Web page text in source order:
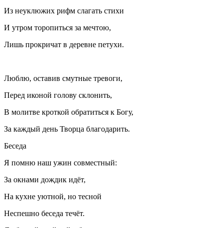
Из неуклюжих рифм слагать стихи
И утром торопиться за мечтою,
Лишь прокричат в деревне петухи.
Люблю, оставив смутные тревоги,
Перед иконой голову склонить,
В молитве кроткой обратиться к Богу,
За каждый день Творца благодарить.
Беседа
Я помню наш ужин совместный:
За окнами дождик идёт,
На кухне уютной, но тесной
Неспешно беседа течёт.